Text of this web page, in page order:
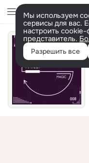
Мы используем
сервисы для вас.
настроить
представитель.
Разрешить все